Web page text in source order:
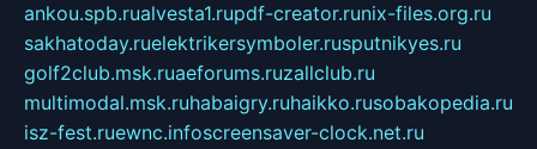
ankou.spb.rualvesta1.rupdf-creator.runix-files.org.ru
sakhatoday.ruelektrikersymboler.rusputnikyes.ru
golf2club.msk.ruaeforums.ruzallclub.ru
multimodal.msk.ruhabaigry.ruhaikko.rusobakopedia.ru
isz-fest.ruewnc.infoscreensaver-clock.net.ru